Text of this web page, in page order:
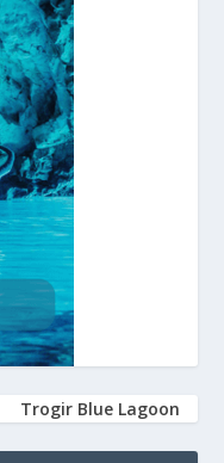
Trogir Blue Lagoon